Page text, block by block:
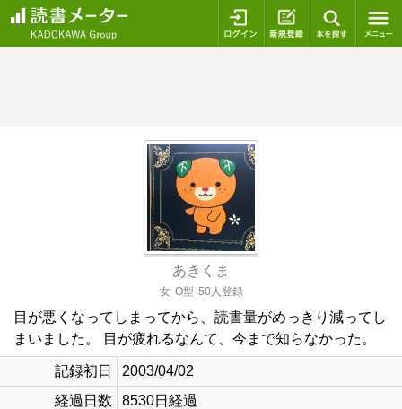
ログイン 新規登録
あきくま
女 O型 50人登録
目が悪くなってしまってから、読書量がめっきり減ってし
まいました。 目が疲れるなんて、今まで知らなかった。
記録初日
2003/04/02
経過日数
8530日経過